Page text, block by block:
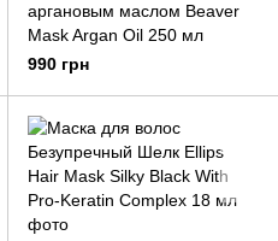
аргановым маслом Beaver
Mask Argan Oil 250 мл
990 грн